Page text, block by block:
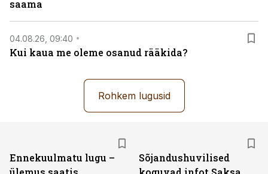
saama
04.08.26, 09:40
Kui kaua me oleme osanud rääkida?
Rohkem lugusid
Ennekuulmatu lugu –
Sõjandushuvilised